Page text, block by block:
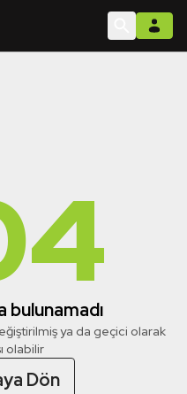
bulunamadı
ya da geçici olarak
olabilir
Dön